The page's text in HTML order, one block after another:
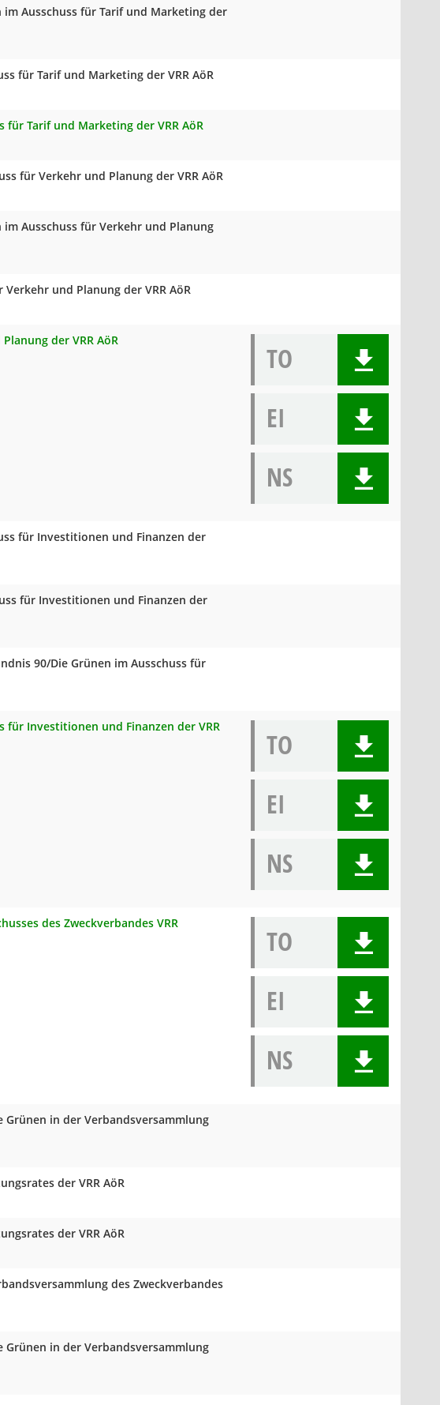
Ausschuss für Tarif und Marketing der
für Tarif und Marketing der VRR AöR
Tarif und Marketing der VRR AöR
für Verkehr und Planung der VRR AöR
Ausschuss für Verkehr und Planung
und Planung der VRR AöR
der VRR AöR
TO
EI
NS
für Investitionen und Finanzen der
für Investitionen und Finanzen der
90/Die Grünen im Ausschuss für
Investitionen und Finanzen der VRR
TO
EI
NS
des Zweckverbandes VRR
TO
EI
NS
in der Verbandsversammlung
der VRR AöR
der VRR AöR
des Zweckverbandes
in der Verbandsversammlung